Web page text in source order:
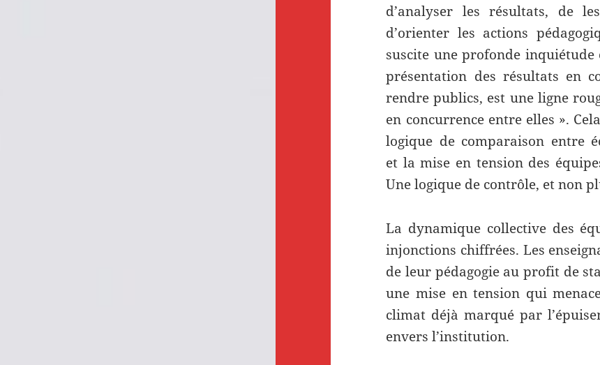
d’analyser les résultats, de
d’orienter les actions
suscite une profonde
présentation des résultats en
rendre publics, est une ligne
en concurrence entre elles ».
logique de comparaison entre
et la mise en tension des
Une logique de contrôle, et non
La dynamique collective des
injonctions chiffrées. Les
de leur pédagogie au profit de
une mise en tension qui
climat déjà marqué par
envers l’institution.